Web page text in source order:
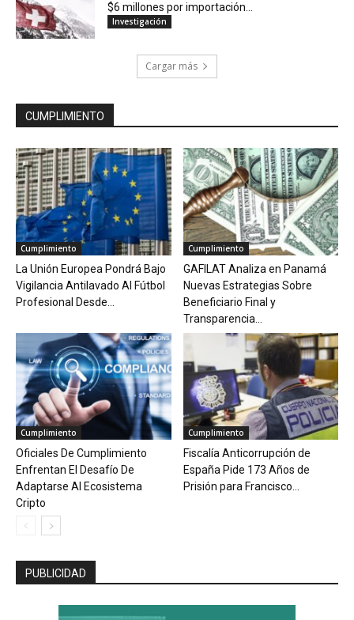
$6 millones por importación...
Investigación
Cargar más
CUMPLIMIENTO
Cumplimiento
La Unión Europea Pondrá Bajo
Vigilancia Antilavado Al Fútbol
Profesional Desde...
Cumplimiento
GAFILAT Analiza en Panamá
Nuevas Estrategias Sobre
Beneficiario Final y
Transparencia...
Cumplimiento
Oficiales De Cumplimiento
Enfrentan El Desafío De
Adaptarse Al Ecosistema
Cripto
Cumplimiento
Fiscalía Anticorrupción de
España Pide 173 Años de
Prisión para Francisco...
PUBLICIDAD